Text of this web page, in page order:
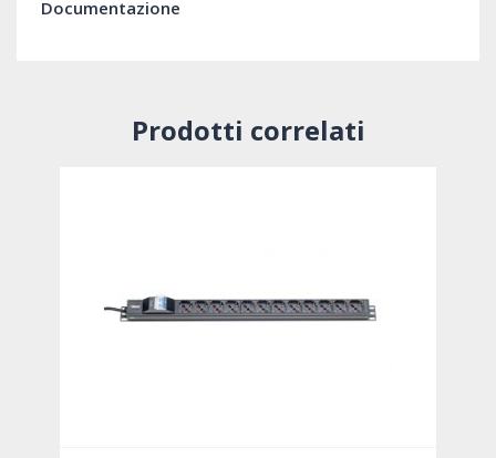
Documentazione
Prodotti correlati